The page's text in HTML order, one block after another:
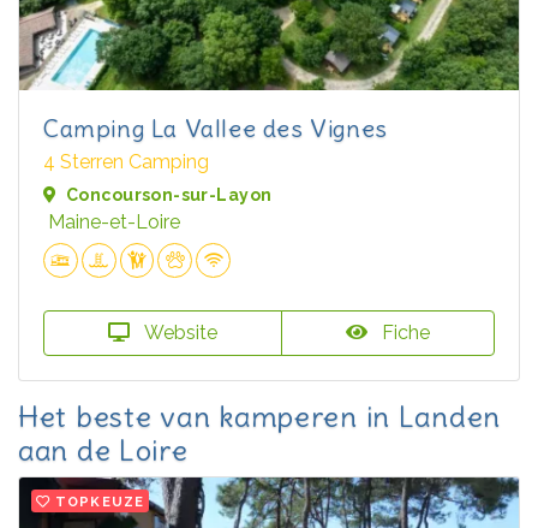
Camping La Vallee des Vignes
4 Sterren Camping
Concourson-sur-Layon
Maine-et-Loire
Website Fiche
Het beste van kamperen in Landen
aan de Loire
TOPKEUZE